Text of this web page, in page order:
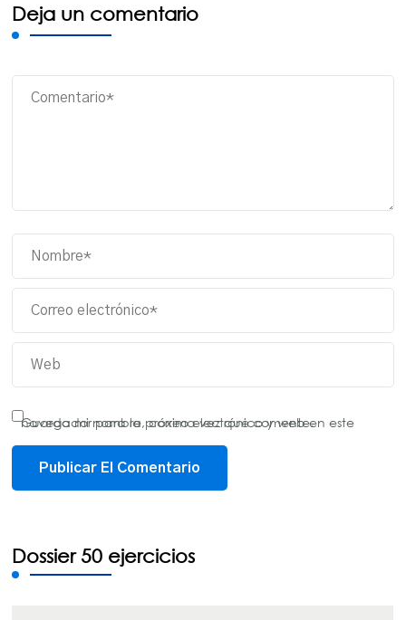
Deja un comentario
Guarda mi nombre, correo electrónico y web en este navegador para la próxima vez que comente.
Dossier 50 ejercicios